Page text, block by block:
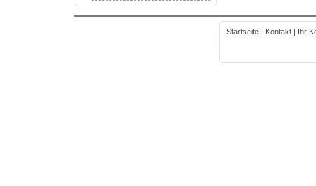
Startseite | Kontakt | Ihr